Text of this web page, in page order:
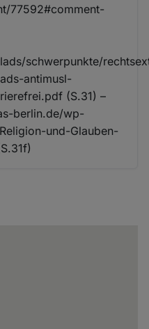
77592#comment-
schwerpunkte/
antimusl-
(S.31) –
berlin.de/wp-
und-Glauben-